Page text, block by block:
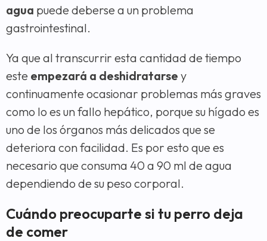
agua puede deberse a un problema
gastrointestinal.
Ya que al transcurrir esta cantidad de tiempo
este empezará a deshidratarse y
continuamente ocasionar problemas más graves
como lo es un fallo hepático, porque su hígado es
uno de los órganos más delicados que se
deteriora con facilidad. Es por esto que es
necesario que consuma 40 a 90 ml de agua
dependiendo de su peso corporal.
Cuándo preocuparte si tu perro deja
de comer